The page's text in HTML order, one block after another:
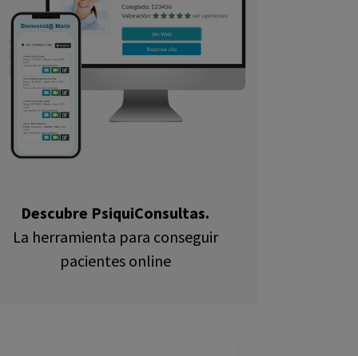
Descubre PsiquiConsultas.
La herramienta para conseguir
pacientes online